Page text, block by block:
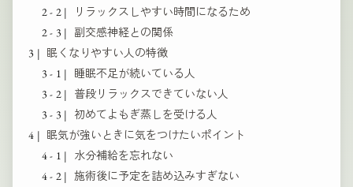
リラックスしやすい時間になるため
副交感神経との関係
眠くなりやすい人の特徴
睡眠不足が続いている人
普段リラックスできていない人
初めてよもぎ蒸しを受ける人
眠気が強いときに気をつけたいポイント
水分補給を忘れない
施術後に予定を詰め込みすぎない